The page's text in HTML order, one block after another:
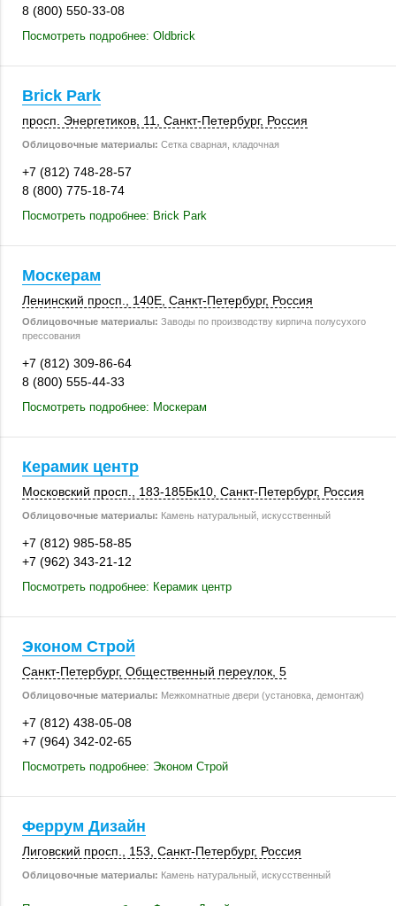
8 (800) 550-33-08
Посмотреть подробнее: Oldbrick
Brick Park
просп. Энергетиков, 11, Санкт-Петербург, Россия
Облицовочные материалы: Сетка сварная, кладочная
+7 (812) 748-28-57
8 (800) 775-18-74
Посмотреть подробнее: Brick Park
Москерам
Ленинский просп. 140Е Санкт-Петербург, Россия
Облицовочные материалы: Заводы по производству кирпича полусухого
прессования
+7 (812) 309-86-64
8 (800) 555-44-33
Посмотреть подробнее: Москерам
Керамик центр
Московский просп. 183-185Бк10 Санкт-Петербург, Россия
Облицовочные материалы: Камень натуральный, искусственный
+7 (812) 985-58-85
+7 (962) 343-21-12
Посмотреть подробнее: Керамик центр
Эконом Строй
Санкт-Петербург, Общественный переулок, 5
Облицовочные материалы: Межкомнатные двери (установка, демонтаж)
+7 (812) 438-05-08
+7 (964) 342-02-65
Посмотреть подробнее: Эконом Строй
Феррум Дизайн
Лиговский просп. 153 Санкт-Петербург, Россия
Облицовочные материалы: Камень натуральный, искусственный